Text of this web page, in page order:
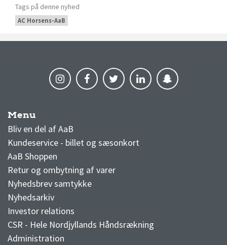
Tags på denne nyhed
AC Horsens-AaB
Menu
Bliv en del af AaB
Kundeservice - billet og sæsonkort
AaB Shoppen
Retur og ombytning af varer
Nyhedsbrev samtykke
Nyhedsarkiv
Investor relations
CSR - Hele Nordjyllands Håndsrækning
Administration